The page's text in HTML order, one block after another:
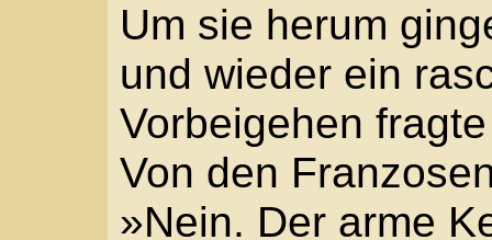
Stadtsoldat musste
anschieben. Arnold
um. Die Wolkentürme
ragten schon über St.
gehen, hoffte er.